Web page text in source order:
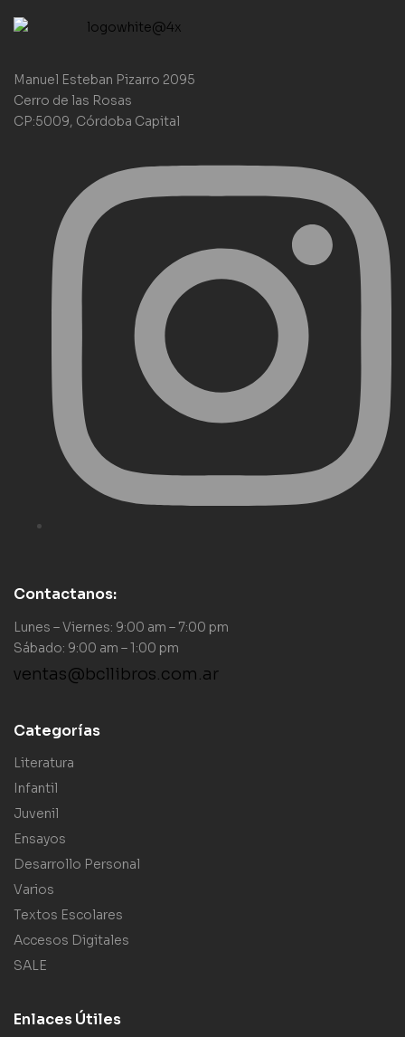
Manuel Esteban Pizarro 2095
Cerro de las Rosas
CP:5009, Córdoba Capital
Contactanos:
Lunes – Viernes: 9:00 am – 7:00 pm
Sábado: 9:00 am – 1:00 pm
ventas@bcllibros.com.ar
Categorías
Literatura
Infantil
Juvenil
Ensayos
Desarrollo Personal
Varios
Textos Escolares
Accesos Digitales
SALE
Enlaces Útiles